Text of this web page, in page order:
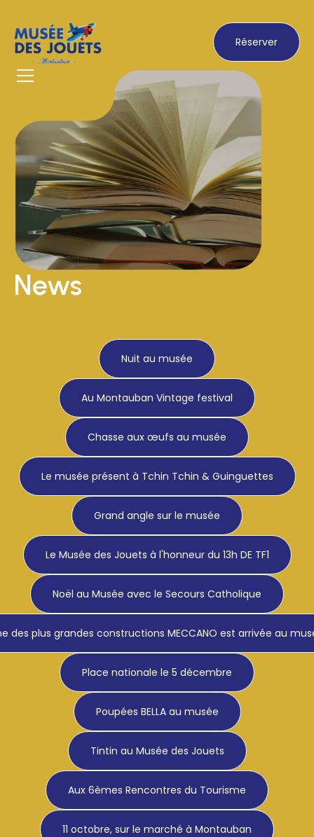
Réserver
News
Nuit au musée
Au Montauban Vintage festival
Chasse aux œufs au musée
Le musée présent à Tchin Tchin & Guinguettes
Grand angle sur le musée
Le Musée des Jouets à l'honneur du 13h DE TF1
Noël au Musée avec le Secours Catholique
des plus grandes constructions MECCANO est arrivée au
Place nationale le 5 décembre
Poupées BELLA au musée
Tintin au Musée des Jouets
Aux 6èmes Rencontres du Tourisme
11 octobre, sur le marché à Montauban